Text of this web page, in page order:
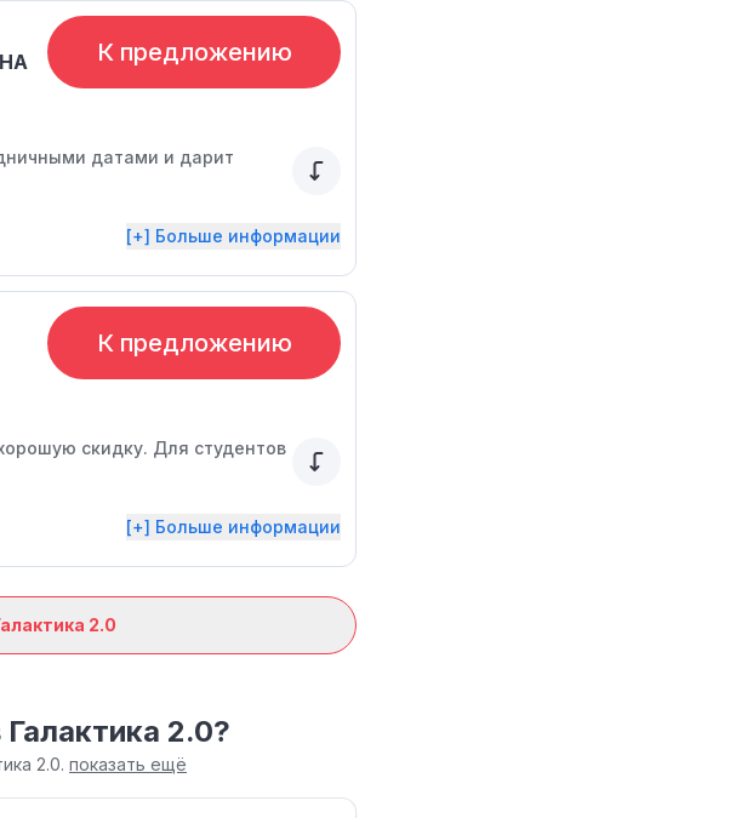
К предложению
датами и дарит
[+] Больше информации
К предложению
скидку. Для студентов
[+] Больше информации
2.0
2.0?
2.0. показать ещё